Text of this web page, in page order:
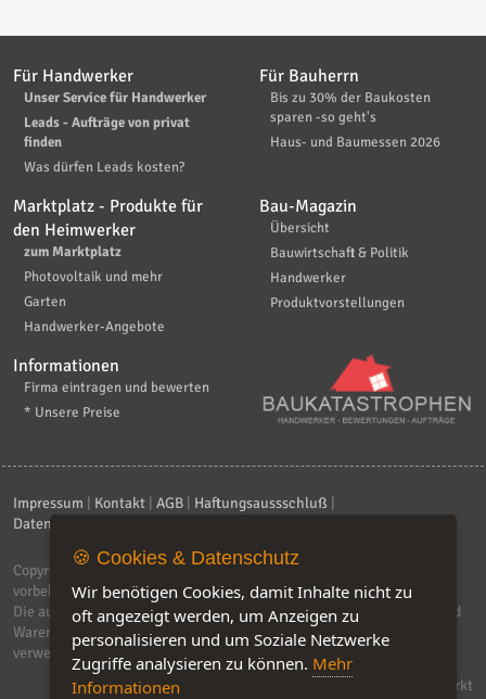
Für Handwerker
Unser Service für Handwerker
Leads - Aufträge von privat
finden
Was dürfen Leads kosten?
Für Bauherrn
Bis zu 30% der Baukosten
sparen -so geht's
Haus- und Baumessen 2026
Marktplatz - Produkte für
den Heimwerker
zum Marktplatz
Photovoltaik und mehr
Garten
Handwerker-Angebote
Bau-Magazin
Übersicht
Bauwirtschaft & Politik
Handwerker
Produktvorstellungen
Informationen
Firma eintragen und bewerten
* Unsere Preise
Impressum Kontakt AGB Haftungsaussschluß
Datenschutzerklärung
Copyright © 2026ebiz-consult GmbH & Co. KG
vorbehalten.
Die auf dieser Seite verwendeten Produktbezeichnungen, Namen und
Warenzeichen sind Eigentum der jeweiligen Firmen. Unser Portal
verwendet Affiliat-Links, für dir wir Geld erhalten.
Software by IQ-Markt
🍪 Cookies & Datenschutz
Wir benötigen Cookies, damit Inhalte nicht zu
oft angezeigt werden, um Anzeigen zu
personalisieren und um Soziale Netzwerke
Zugriffe analysieren zu können. Mehr
Informationen